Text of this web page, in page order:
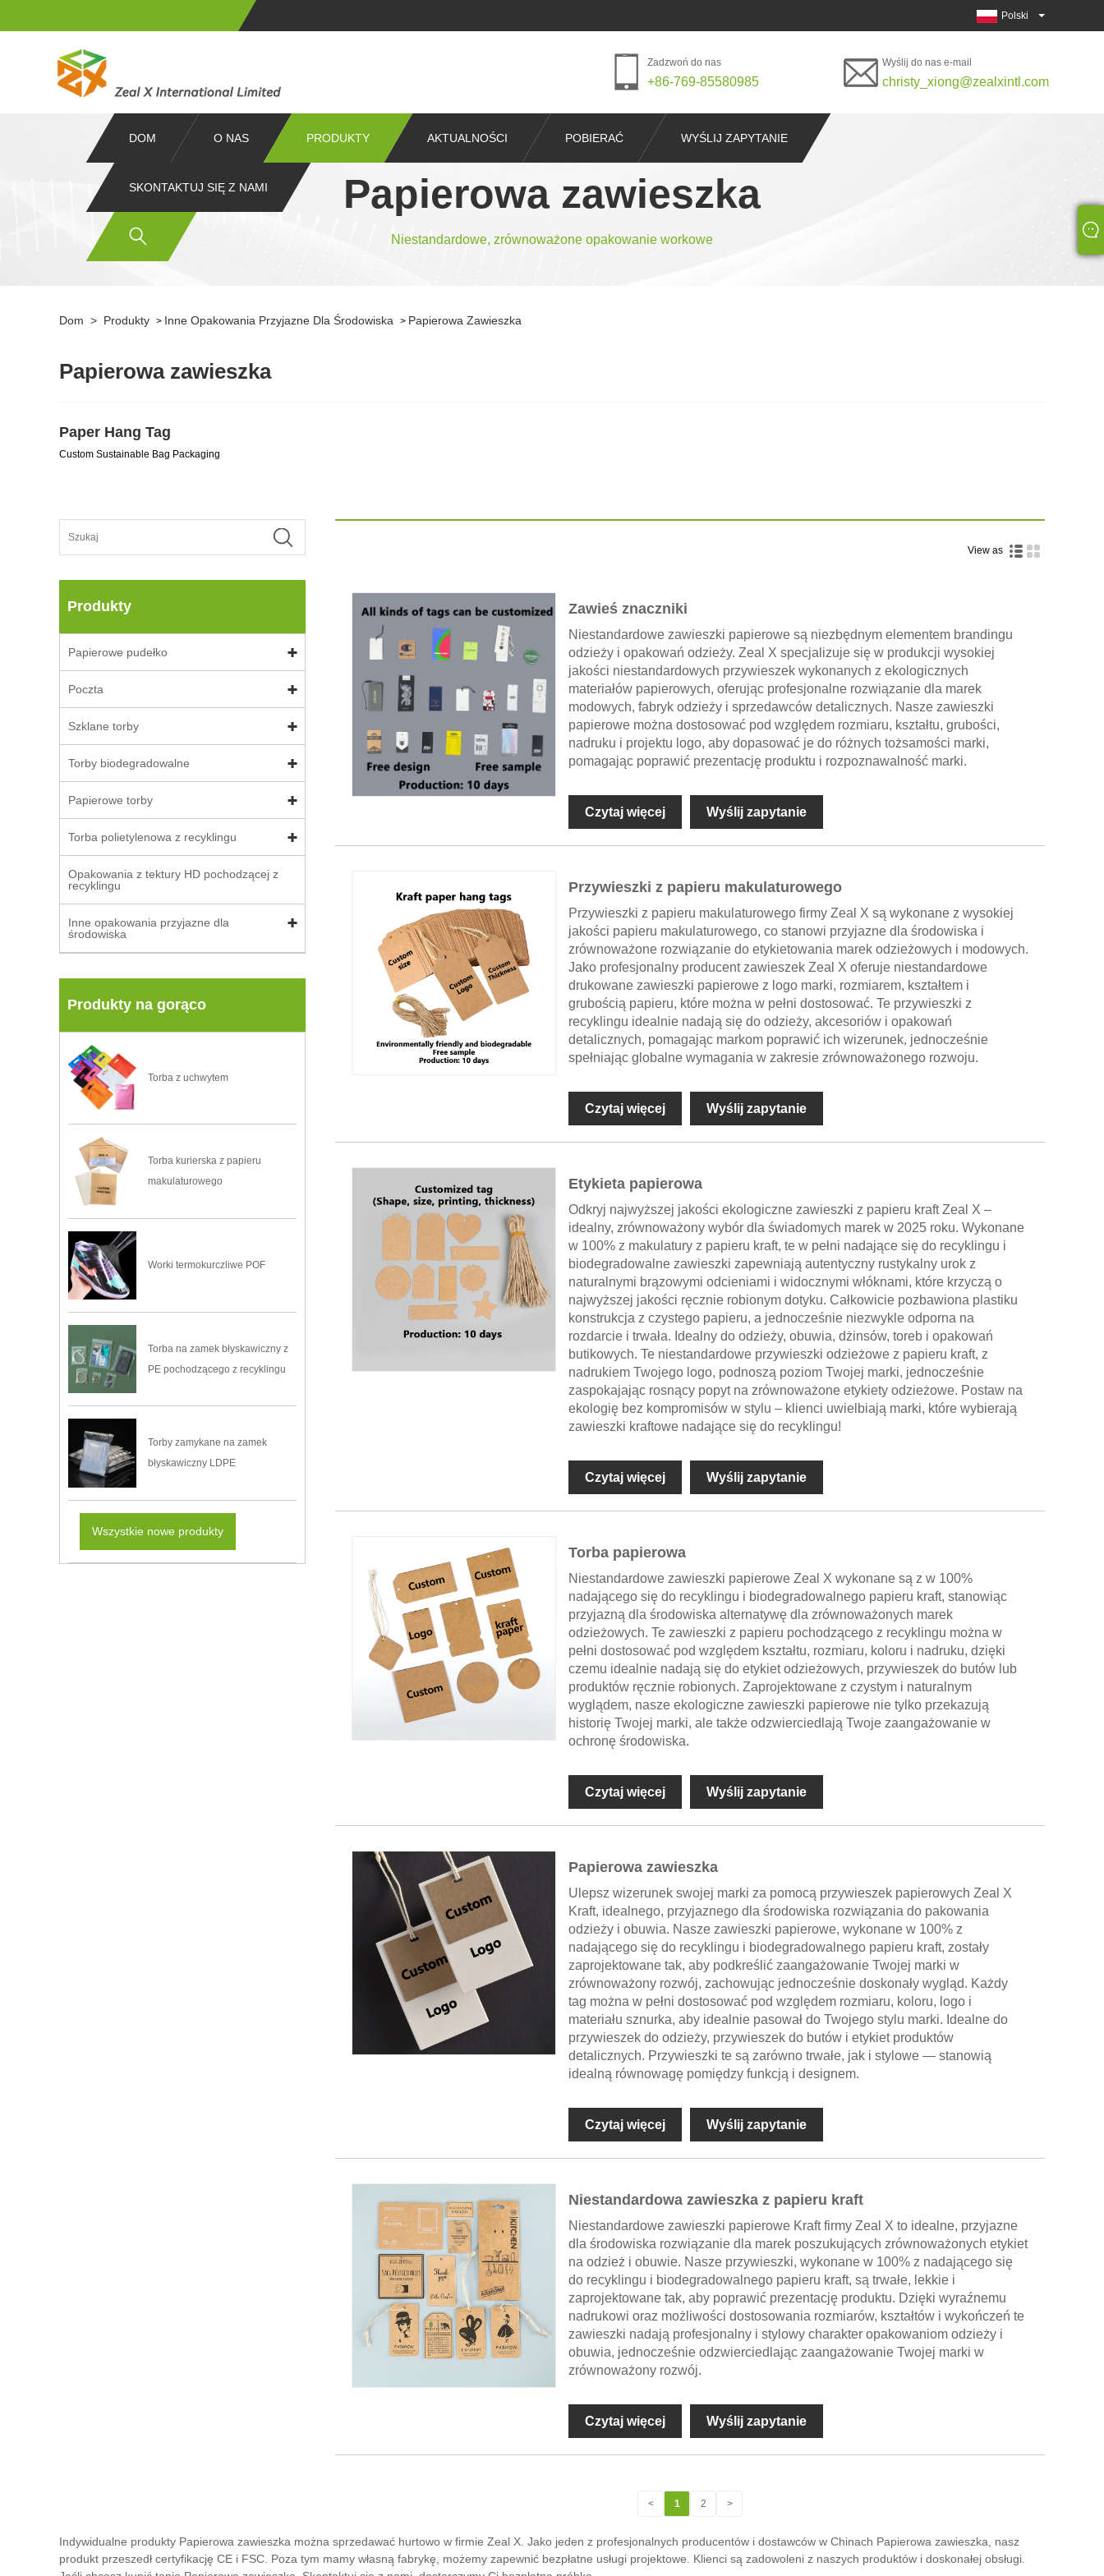
Polski
Zadzwoń do nas
+86-769-85580985
Wyślij do nas e-mail
christy_xiong@zealxintl.com
DOM O NAS PRODUKTY AKTUALNOŚCI POBIERAĆ WYŚLIJ ZAPYTANIE
SKONTAKTUJ SIĘ Z NAMI Papierowa zawieszka
Niestandardowe, zrównoważone opakowanie workowe
Dom > Produkty > Inne Opakowania Przyjazne Dla Środowiska > Papierowa Zawieszka
Papierowa zawieszka
Paper Hang Tag
Custom Sustainable Bag Packaging
Produkty
Papierowe pudełko
Poczta
Szklane torby
Torby biodegradowalne
Papierowe torby
Torba polietylenowa z recyklingu
Opakowania z tektury HD pochodzącej z
recyklingu
Inne opakowania przyjazne dla
środowiska
Produkty na gorąco
Torba z uchwytem
Torba kurierska z papieru
makulaturowego
Worki termokurczliwe POF
Torba na zamek błyskawiczny z
PE pochodzącego z recyklingu
Torby zamykane na zamek
błyskawiczny LDPE
Wszystkie nowe produkty
View as
Zawieś znaczniki
Niestandardowe zawieszki papierowe są niezbędnym elementem brandingu
odzieży i opakowań odzieży. Zeal X specjalizuje się w produkcji wysokiej
jakości niestandardowych przywieszek wykonanych z ekologicznych
materiałów papierowych, oferując profesjonalne rozwiązanie dla marek
modowych, fabryk odzieży i sprzedawców detalicznych. Nasze zawieszki
papierowe można dostosować pod względem rozmiaru, kształtu, grubości,
nadruku i projektu logo, aby dopasować je do różnych tożsamości marki,
pomagając poprawić prezentację produktu i rozpoznawalność marki.
Czytaj więcej Wyślij zapytanie
Przywieszki z papieru makulaturowego
Przywieszki z papieru makulaturowego firmy Zeal X są wykonane z wysokiej
jakości papieru makulaturowego, co stanowi przyjazne dla środowiska i
zrównoważone rozwiązanie do etykietowania marek odzieżowych i modowych.
Jako profesjonalny producent zawieszek Zeal X oferuje niestandardowe
drukowane zawieszki papierowe z logo marki, rozmiarem, kształtem i
grubością papieru, które można w pełni dostosować. Te przywieszki z
recyklingu idealnie nadają się do odzieży, akcesoriów i opakowań
detalicznych, pomagając markom poprawić ich wizerunek, jednocześnie
spełniając globalne wymagania w zakresie zrównoważonego rozwoju.
Czytaj więcej Wyślij zapytanie
Etykieta papierowa
Odkryj najwyższej jakości ekologiczne zawieszki z papieru kraft Zeal X –
idealny, zrównoważony wybór dla świadomych marek w 2025 roku. Wykonane
w 100% z makulatury z papieru kraft, te w pełni nadające się do recyklingu i
biodegradowalne zawieszki zapewniają autentyczny rustykalny urok z
naturalnymi brązowymi odcieniami i widocznymi włóknami, które krzyczą o
najwyższej jakości ręcznie robionym dotyku. Całkowicie pozbawiona plastiku
konstrukcja z czystego papieru, a jednocześnie niezwykle odporna na
rozdarcie i trwała. Idealny do odzieży, obuwia, dżinsów, toreb i opakowań
butikowych. Te niestandardowe przywieszki odzieżowe z papieru kraft, z
nadrukiem Twojego logo, podnoszą poziom Twojej marki, jednocześnie
zaspokajając rosnący popyt na zrównoważone etykiety odzieżowe. Postaw na
ekologię bez kompromisów w stylu – klienci uwielbiają marki, które wybierają
zawieszki kraftowe nadające się do recyklingu!
Czytaj więcej Wyślij zapytanie
Torba papierowa
Niestandardowe zawieszki papierowe Zeal X wykonane są z w 100%
nadającego się do recyklingu i biodegradowalnego papieru kraft, stanowiąc
przyjazną dla środowiska alternatywę dla zrównoważonych marek
odzieżowych. Te zawieszki z papieru pochodzącego z recyklingu można w
pełni dostosować pod względem kształtu, rozmiaru, koloru i nadruku, dzięki
czemu idealnie nadają się do etykiet odzieżowych, przywieszek do butów lub
produktów ręcznie robionych. Zaprojektowane z czystym i naturalnym
wyglądem, nasze ekologiczne zawieszki papierowe nie tylko przekazują
historię Twojej marki, ale także odzwierciedlają Twoje zaangażowanie w
ochronę środowiska.
Czytaj więcej Wyślij zapytanie
Papierowa zawieszka
Ulepsz wizerunek swojej marki za pomocą przywieszek papierowych Zeal X
Kraft, idealnego, przyjaznego dla środowiska rozwiązania do pakowania
odzieży i obuwia. Nasze zawieszki papierowe, wykonane w 100% z
nadającego się do recyklingu i biodegradowalnego papieru kraft, zostały
zaprojektowane tak, aby podkreślić zaangażowanie Twojej marki w
zrównoważony rozwój, zachowując jednocześnie doskonały wygląd. Każdy
tag można w pełni dostosować pod względem rozmiaru, koloru, logo i
materiału sznurka, aby idealnie pasował do Twojego stylu marki. Idealne do
przywieszek do odzieży, przywieszek do butów i etykiet produktów
detalicznych. Przywieszki te są zarówno trwałe, jak i stylowe — stanowią
idealną równowagę pomiędzy funkcją i designem.
Czytaj więcej Wyślij zapytanie
Niestandardowa zawieszka z papieru kraft
Niestandardowe zawieszki papierowe Kraft firmy Zeal X to idealne, przyjazne
dla środowiska rozwiązanie dla marek poszukujących zrównoważonych etykiet
na odzież i obuwie. Nasze przywieszki, wykonane w 100% z nadającego się
do recyklingu i biodegradowalnego papieru kraft, są trwałe, lekkie i
zaprojektowane tak, aby poprawić prezentację produktu. Dzięki wyraźnemu
nadrukowi oraz możliwości dostosowania rozmiarów, kształtów i wykończeń te
zawieszki nadają profesjonalny i stylowy charakter opakowaniom odzieży i
obuwia, jednocześnie odzwierciedlając zaangażowanie Twojej marki w
zrównoważony rozwój.
Czytaj więcej Wyślij zapytanie
< 1 2 >
Indywidualne produkty Papierowa zawieszka można sprzedawać hurtowo w firmie Zeal X. Jako jeden z profesjonalnych producentów i dostawców w Chinach Papierowa zawieszka, nasz
produkt przeszedł certyfikację CE i FSC. Poza tym mamy własną fabrykę, możemy zapewnić bezpłatne usługi projektowe. Klienci są zadowoleni z naszych produktów i doskonałej obsługi.